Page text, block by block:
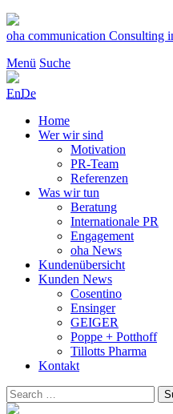
Zum
Inhalt
oha communication Consulting
Menü Suche
EnDe
Home
Wer wir sind
Motivation
PR-Team
Referenzen
Was wir tun
Beratung
Internationale PR
Engagement
oha News
Kundenübersicht
Kunden News
Cosentino
Ensinger
GEIGER
Poppe + Potthoff
Tillotts Pharma
Kontakt
Suchen
nach: